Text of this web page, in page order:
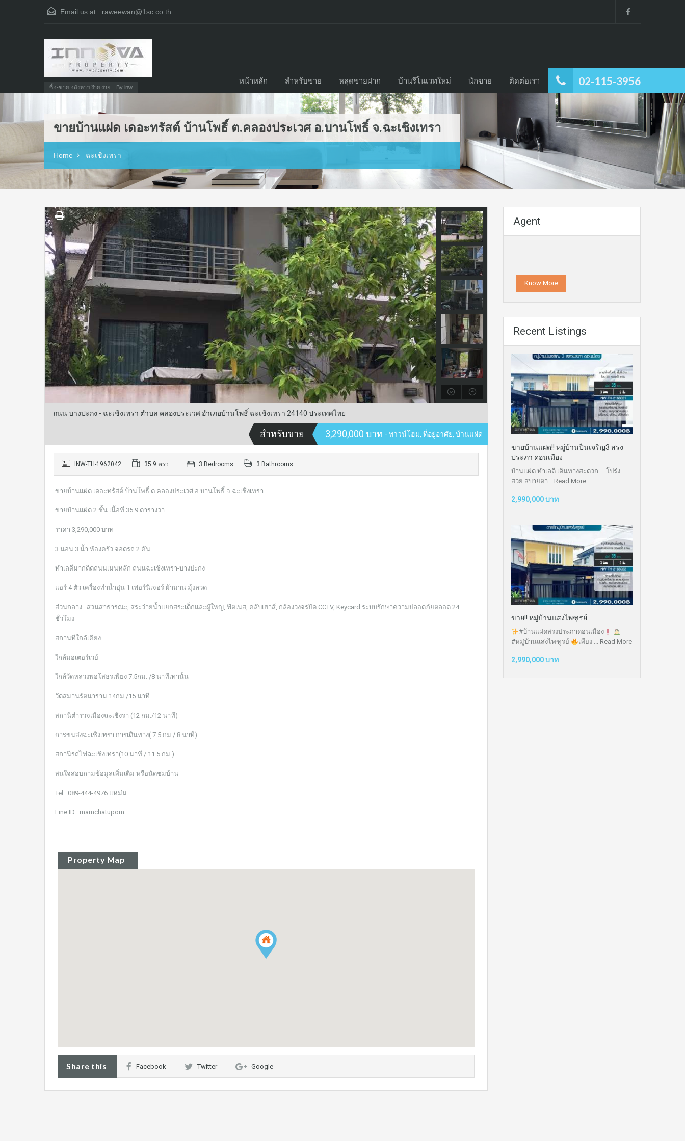
Email us at : raweewan@1sc.co.th
ซื้อ-ขาย อสังหาฯ ง๊าย ง่าย... By inw 02-115-3956
หน้าหลัก สำหรับขาย หลุดขายฝาก บ้านรีโนเวทใหม่ นักขาย ติดต่อเรา
ขายบ้านแฝด เดอะทรัสต์ บ้านโพธิ์ ต.คลองประเวศ อ.บานโพธิ์ จ.ฉะเชิงเทรา
Home ฉะเชิงเทรา
ถนน บางปะกง - ฉะเชิงเทรา ตำบล คลองประเวศ อำเภอบ้านโพธิ์ ฉะเชิงเทรา 24140 ประเทศไทย
สำหรับขาย 3,290,000 บาท - ทาวน์โฮม, ที่อยู่อาศัย, บ้านแฝด
INW-TH-1962042 35.9 ตรว. 3 Bedrooms 3 Bathrooms
ขายบ้านแฝด เดอะทรัสต์ บ้านโพธิ์ ต.คลองประเวศ อ.บานโพธิ์ จ.ฉะเชิงเทรา
ขายบ้านแฝด 2 ชั้น เนื้อที่ 35.9 ตารางวา
ราคา 3,290,000 บาท
3 นอน 3 น้ำ ห้องครัว จอดรถ 2 คัน
ทำเลดีมากติดถนนเมนหลัก ถนนฉะเชิงเทรา-บางปะกง
แอร์ 4 ตัว เครื่องทำน้ำอุ่น 1 เฟอร์นิเจอร์ ผ้าม่าน มุ้งลวด
ส่วนกลาง : สวนสาธารณะ, สระว่ายน้ำแยกสระเด็กและผู้ใหญ่, ฟิตเนส, คลับเฮาส์, กล้องวงจรปิด CCTV, Keycard ระบบรักษาความปลอดภัยตลอด 24
ชั่วโมง
สถานที่ใกล้เคียง
ใกล้มอเตอร์เวย์
ใกล้วัดหลวงพ่อโสธรเพียง 7.5กม. /8 นาทีเท่านั้น
วัดสมานรัตนาราม 14กม./15 นาที
สถานีตำรวจเมืองฉะเชิงรา (12 กม./12 นาที)
การขนส่งฉะเชิงเทรา การเดินทาง( 7.5 กม./ 8 นาที)
สถานีรถไฟฉะเชิงเทรา(10 นาที / 11.5 กม.)
สนใจสอบถามข้อมูลเพิ่มเติม หรือนัดชมบ้าน
Tel : 089-444-4976 แหม่ม
Line ID : mamchatuporn
Property Map
Share this Facebook Twitter Google
Agent
Know More
Recent Listings
ขายบ้านแฝด!! หมู่บ้านปิ่นเจริญ3 สรง
ประภา ดอนเมือง
บ้านแฝด ทำเลดี เดินทางสะดวก … โปร่ง
สวย สบายตา… Read More
2,990,000 บาท
ขาย!! หมู่บ้านแสงไพฑูรย์
#บ้านแฝดสรงประภาดอนเมือง
#หมู่บ้านแสงไพฑูรย์
เพียง ... Read More
2,990,000 บาท